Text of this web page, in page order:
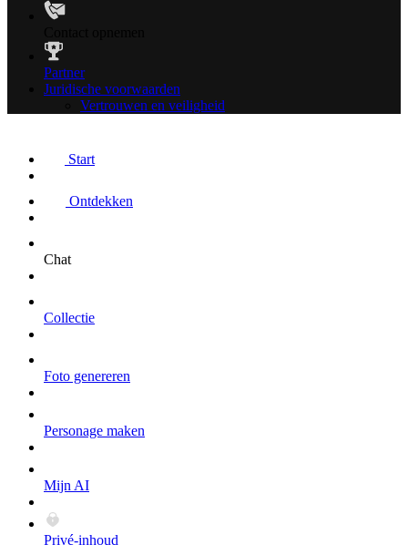
Partner
Juridische voorwaarden
Vertrouwen en veiligheid
Start
Ontdekken
Chat
Collectie
Foto genereren
Personage maken
Mijn AI
Privé-inhoud